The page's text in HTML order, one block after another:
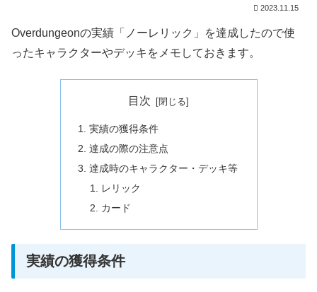
2023.11.15
Overdungeonの実績「ノーレリック」を達成したので使
ったキャラクターやデッキをメモしておきます。
目次
実績の獲得条件
達成の際の注意点
達成時のキャラクター・デッキ等
レリック
カード
実績の獲得条件